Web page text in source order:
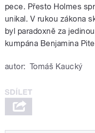
pece. Přesto Holmes
unikal. V rukou zákona
byl paradoxně za
kumpána Benjamina
autor: Tomáš Kaucký